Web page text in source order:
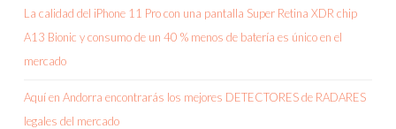
La calidad del iPhone 11 Pro con una pantalla Super Retina XDR chip
A13 Bionic y consumo de un 40 % menos de batería es único en el
mercado
Aquí en Andorra encontrarás los mejores DETECTORES de RADARES
legales del mercado